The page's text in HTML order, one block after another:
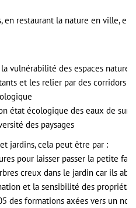
en restaurant la nature en ville,
vulnérabilité des espaces naturels
et les relier par des corridors
état écologique des eaux de
des paysages
jardins, cela peut être par :
pour laisser passer la petite
creux dans le jardin car ils
et la sensibilité des
des formations axées vers un